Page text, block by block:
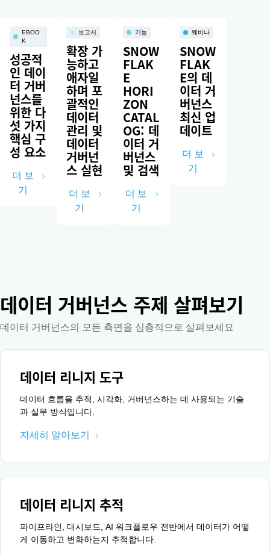
EBOO
K
성공적
인 데이
터 거버
넌스를
위한 다
섯 가지
핵심 구
성 요소
더 보
기
보고서
확장 가
능하고
애자일
하며 포
괄적인
데이터
관리 및
데이터
거버넌
스 실현
더 보
기
기능
SNOW
FLAK
E
HORI
ZON
CATAL
OG: 데
이터 거
버넌스
및 검색
더 보
기
웨비나
SNOW
FLAK
E의 데
이터 거
버넌스
최신 업
데이트
더 보
기
데이터 거버넌스 주제 살펴보기
데이터 거버넌스의 모든 측면을 심층적으로 살펴보세요
데이터 리니지 도구
데이터 흐름을 추적, 시각화, 거버넌스하는 데 사용되는 기술
과 실무 방식입니다.
자세히 알아보기
데이터 리니지 추적
파이프라인, 대시보드, AI 워크플로우 전반에서 데이터가 어떻
게 이동하고 변화하는지 추적합니다.